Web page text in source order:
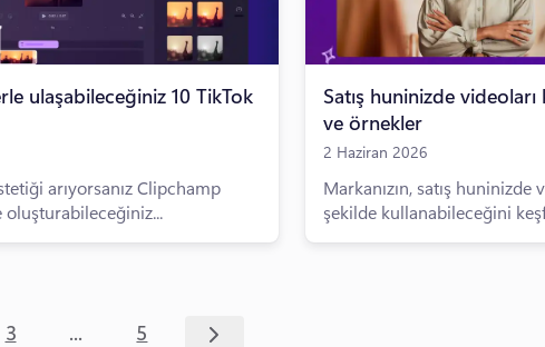
ulaşabileceğiniz 10 TikTok
arıyorsanız Clipchamp
Satış huninizde
ve örnekler
2 Haziran 2026
Markanızın, satış huninizde
şekilde kullanabileceğini
3 ... 5